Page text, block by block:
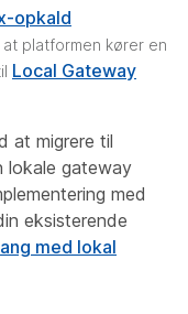
opkald
at platformen kører en
Local Gateway
at migrere til
lokale gateway
med
eksisterende
med lokal